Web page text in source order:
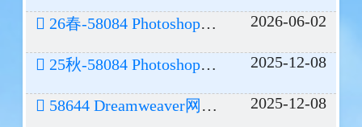
26春-58084 Photoshop图像处理复习资料 2026-06-02
25秋-58084 Photoshop图像处理 2025-12-08
58644 Dreamweaver网页设计 2025-12-08